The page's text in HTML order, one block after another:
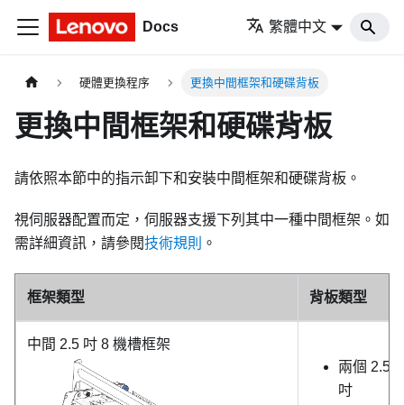
Docs 繁體中文
硬體更換程序 更換中間框架和硬碟背板
更換中間框架和硬碟背板
請依照本節中的指示卸下和安裝中間框架和硬碟背板。
視伺服器配置而定，伺服器支援下列其中一種中間框架。如
需詳細資訊，請參閱技術規則 。
框架類型 背板類型
中間 2.5 吋 8 機槽框架
兩個 2.5
吋